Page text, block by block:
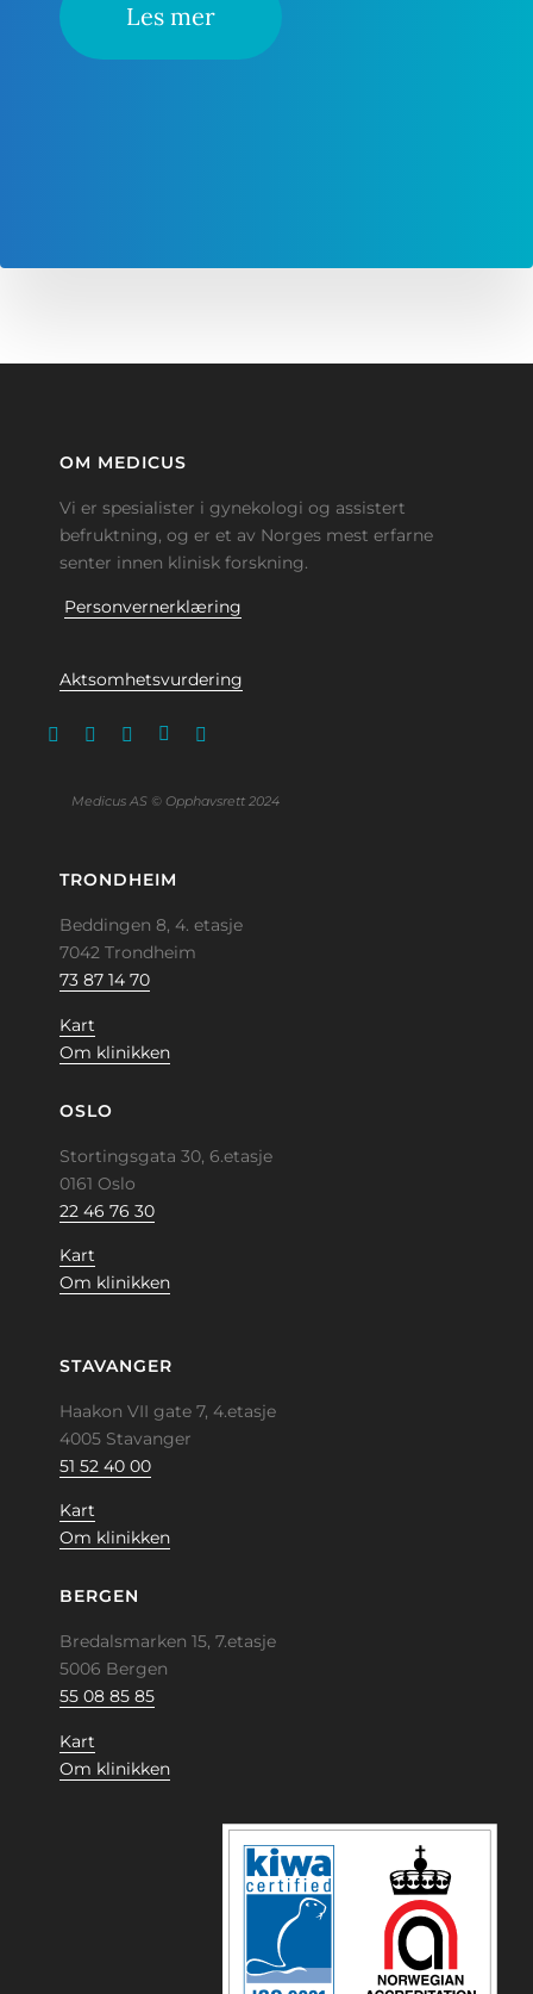
Les mer
OM MEDICUS
Vi er spesialister i gynekologi og assistert
befruktning, og er et av Norges mest erfarne
senter innen klinisk forskning.
Personvernerklæring
Aktsomhetsvurdering
Medicus AS © Opphavsrett 2024
TRONDHEIM
Beddingen 8, 4. etasje
7042 Trondheim
73 87 14 70
Kart
Om klinikken
OSLO
Stortingsgata 30, 6.etasje
0161 Oslo
22 46 76 30
Kart
Om klinikken
STAVANGER
Haakon VII gate 7, 4.etasje
4005 Stavanger
51 52 40 00
Kart
Om klinikken
BERGEN
Bredalsmarken 15, 7.etasje
5006 Bergen
55 08 85 85
Kart
Om klinikken